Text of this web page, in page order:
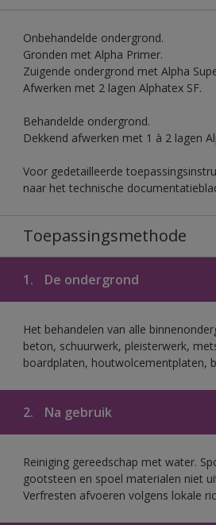
Onbehandelde ondergrond.
Gronden met Alpha Primer.
Zuigende ondergrond met Alpha
Afwerken met 2 lagen Alphatex SF.
Behandelde ondergrond.
Dekkend afwerken met 1 à 2 lagen
Voor gedetailleerde
naar het technische
Toepassingsmethode
1. De ondergrond
Het behandelen van alle
beton, schuurwerk, pleisterwerk,
boardplaten, houtwolcementplaten,
2. Na gebruik
Reiniging gereedschap met water.
gootsteen en spoel materialen niet
Verfresten afvoeren volgens lokale